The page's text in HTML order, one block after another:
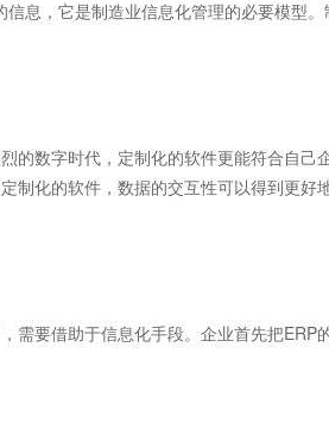
息，它是制造业信息化管理的必要模型
的数字时代，定制化的软件更能符合自己
制化的软件，数据的交互性可以得到更好
要借助于信息化手段。企业首先把ERP